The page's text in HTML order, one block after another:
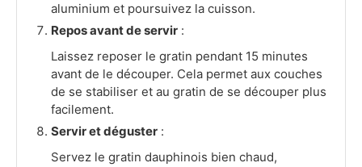
aluminium et poursuivez la cuisson.
Repos avant de servir :
Laissez reposer le gratin pendant 15 minutes
avant de le découper. Cela permet aux couches
de se stabiliser et au gratin de se découper plus
facilement.
Servir et déguster :
Servez le gratin dauphinois bien chaud,